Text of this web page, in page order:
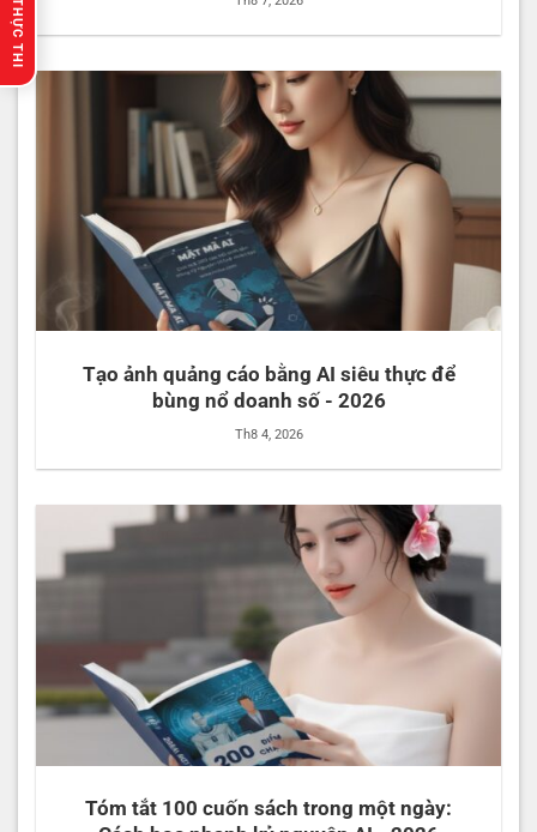
Tạo ảnh quảng cáo bằng AI siêu thực để
bùng nổ doanh số - 2026
Th8 4, 2026
Tóm tắt 100 cuốn sách trong một ngày: